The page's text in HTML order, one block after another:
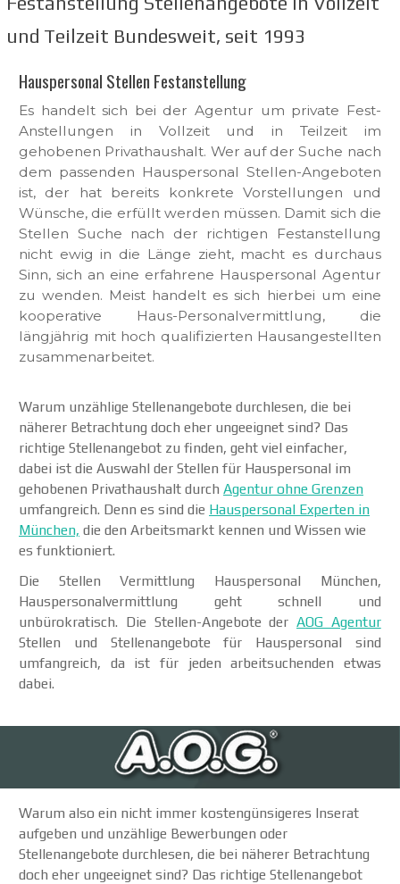
und Teilzeit Bundesweit, seit 1993
Hauspersonal Stellen Festanstellung
Es handelt sich bei der Agentur um private Fest-
Anstellungen in Vollzeit und in Teilzeit im
gehobenen Privathaushalt. Wer auf der Suche nach
dem passenden Hauspersonal Stellen-Angeboten
ist, der hat bereits konkrete Vorstellungen und
Wünsche, die erfüllt werden müssen. Damit sich die
Stellen Suche nach der richtigen Festanstellung
nicht ewig in die Länge zieht, macht es durchaus
Sinn, sich an eine erfahrene Hauspersonal Agentur
zu wenden. Meist handelt es sich hierbei um eine
kooperative Haus-Personalvermittlung, die
längjährig mit hoch qualifizierten Hausangestellten
zusammenarbeitet.
Warum unzählige Stellenangebote durchlesen, die bei
näherer Betrachtung doch eher ungeeignet sind? Das
richtige Stellenangebot zu finden, geht viel einfacher,
dabei ist die Auswahl der Stellen für Hauspersonal im
gehobenen Privathaushalt durch Agentur ohne Grenzen
umfangreich. Denn es sind die Hauspersonal Experten in
München, die den Arbeitsmarkt kennen und Wissen wie
es funktioniert.
Die Stellen Vermittlung Hauspersonal München,
Hauspersonalvermittlung geht schnell und
unbürokratisch. Die Stellen-Angebote der AOG Agentur
Stellen und Stellenangebote für Hauspersonal sind
umfangreich, da ist für jeden arbeitsuchenden etwas
dabei.
Warum also ein nicht immer kostengünsigeres Inserat
aufgeben und unzählige Bewerbungen oder
Stellenangebote durchlesen, die bei näherer Betrachtung
doch eher ungeeignet sind? Das richtige Stellenangebot